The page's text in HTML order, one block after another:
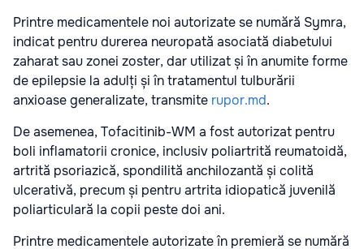
Printre medicamentele noi autorizate se numără Symra,
indicat pentru durerea neuropată asociată diabetului
zaharat sau zonei zoster, dar utilizat și în anumite forme
de epilepsie la adulți și în tratamentul tulburării
anxioase generalizate, transmite rupor.md.
De asemenea, Tofacitinib-WM a fost autorizat pentru
boli inflamatorii cronice, inclusiv poliartrită reumatoidă,
artrită psoriazică, spondilită anchilozantă și colită
ulcerativă, precum și pentru artrita idiopatică juvenilă
poliarticulară la copii peste doi ani.
Printre medicamentele autorizate în premieră se numără